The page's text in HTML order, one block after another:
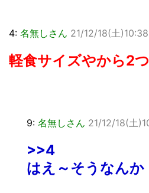
4: 名無しさん 21/12/18(土
軽食サイズやから2
9: 名無しさん 21/12/18(土
>>4
はえ～そうなんか